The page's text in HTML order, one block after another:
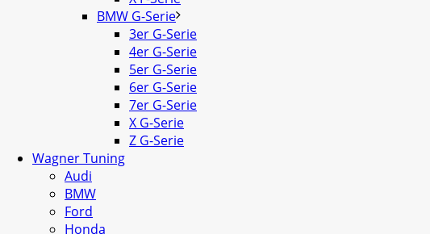
BMW G-Serie
3er G-Serie
4er G-Serie
5er G-Serie
6er G-Serie
7er G-Serie
X G-Serie
Z G-Serie
Wagner Tuning
Audi
BMW
Ford
Honda